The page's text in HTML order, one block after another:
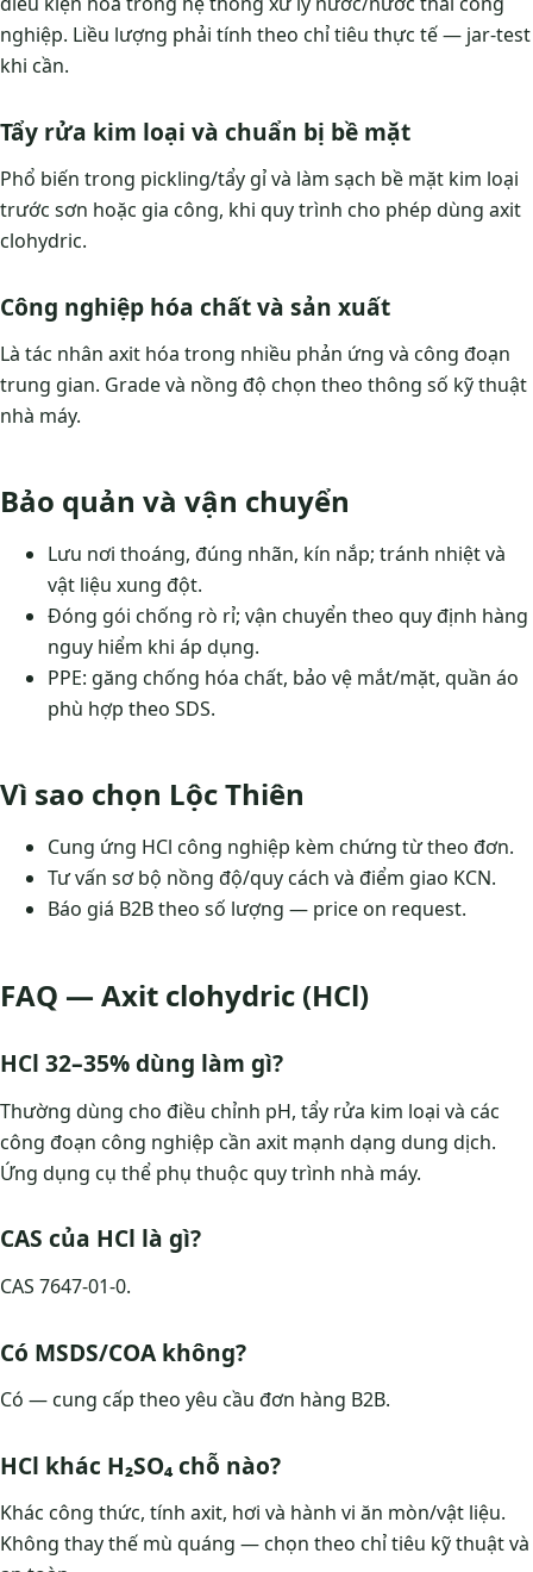
nghiệp. Liều lượng phải tính theo chỉ tiêu thực tế — jar-test
khi cần.
Tẩy rửa kim loại và chuẩn bị bề mặt
Phổ biến trong pickling/tẩy gỉ và làm sạch bề mặt kim loại
trước sơn hoặc gia công, khi quy trình cho phép dùng axit
clohydric.
Công nghiệp hóa chất và sản xuất
Là tác nhân axit hóa trong nhiều phản ứng và công đoạn
trung gian. Grade và nồng độ chọn theo thông số kỹ thuật
nhà máy.
Bảo quản và vận chuyển
Lưu nơi thoáng, đúng nhãn, kín nắp; tránh nhiệt và
vật liệu xung đột.
Đóng gói chống rò rỉ; vận chuyển theo quy định hàng
nguy hiểm khi áp dụng.
PPE: găng chống hóa chất, bảo vệ mắt/mặt, quần áo
phù hợp theo SDS.
Vì sao chọn Lộc Thiên
Cung ứng HCl công nghiệp kèm chứng từ theo đơn.
Tư vấn sơ bộ nồng độ/quy cách và điểm giao KCN.
Báo giá B2B theo số lượng — price on request.
FAQ — Axit clohydric (HCl)
HCl 32–35% dùng làm gì?
Thường dùng cho điều chỉnh pH, tẩy rửa kim loại và các
công đoạn công nghiệp cần axit mạnh dạng dung dịch.
Ứng dụng cụ thể phụ thuộc quy trình nhà máy.
CAS của HCl là gì?
CAS 7647-01-0.
Có MSDS/COA không?
Có — cung cấp theo yêu cầu đơn hàng B2B.
HCl khác H₂SO₄ chỗ nào?
Khác công thức, tính axit, hơi và hành vi ăn mòn/vật liệu.
Không thay thế mù quáng — chọn theo chỉ tiêu kỹ thuật và